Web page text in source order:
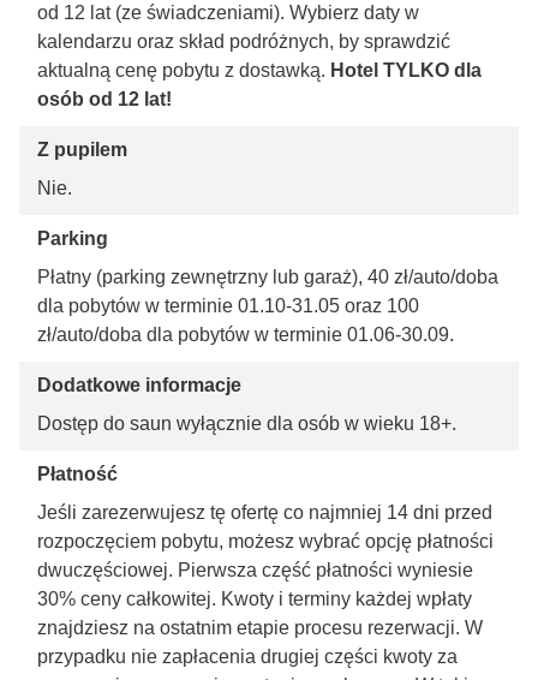
od 12 lat (ze świadczeniami). Wybierz daty w
kalendarzu oraz skład podróżnych, by sprawdzić
aktualną cenę pobytu z dostawką. Hotel TYLKO dla
osób od 12 lat!
Z pupilem
Nie.
Parking
Płatny (parking zewnętrzny lub garaż), 40 zł/auto/doba
dla pobytów w terminie 01.10-31.05 oraz 100
zł/auto/doba dla pobytów w terminie 01.06-30.09.
Dodatkowe informacje
Dostęp do saun wyłącznie dla osób w wieku 18+.
Płatność
Jeśli zarezerwujesz tę ofertę co najmniej 14 dni przed
rozpoczęciem pobytu, możesz wybrać opcję płatności
dwuczęściowej. Pierwsza część płatności wyniesie
30% ceny całkowitej. Kwoty i terminy każdej wpłaty
znajdziesz na ostatnim etapie procesu rezerwacji. W
przypadku nie zapłacenia drugiej części kwoty za